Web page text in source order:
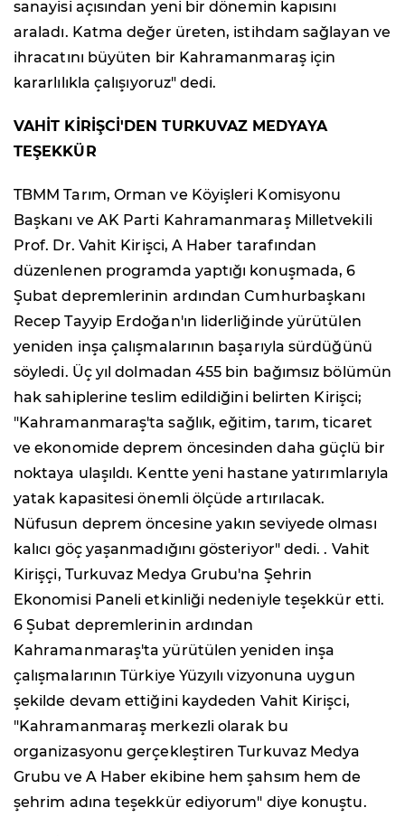
sanayisi açısından yeni bir dönemin kapısını
araladı. Katma değer üreten, istihdam sağlayan ve
ihracatını büyüten bir Kahramanmaraş için
kararlılıkla çalışıyoruz" dedi.
VAHİT KİRİŞCİ'DEN TURKUVAZ MEDYAYA
TEŞEKKÜR
TBMM Tarım, Orman ve Köyişleri Komisyonu
Başkanı ve AK Parti Kahramanmaraş Milletvekili
Prof. Dr. Vahit Kirişci, A Haber tarafından
düzenlenen programda yaptığı konuşmada, 6
Şubat depremlerinin ardından Cumhurbaşkanı
Recep Tayyip Erdoğan'ın liderliğinde yürütülen
yeniden inşa çalışmalarının başarıyla sürdüğünü
söyledi. Üç yıl dolmadan 455 bin bağımsız bölümün
hak sahiplerine teslim edildiğini belirten Kirişci;
"Kahramanmaraş'ta sağlık, eğitim, tarım, ticaret
ve ekonomide deprem öncesinden daha güçlü bir
noktaya ulaşıldı. Kentte yeni hastane yatırımlarıyla
yatak kapasitesi önemli ölçüde artırılacak.
Nüfusun deprem öncesine yakın seviyede olması
kalıcı göç yaşanmadığını gösteriyor" dedi. . Vahit
Kirişçi, Turkuvaz Medya Grubu'na Şehrin
Ekonomisi Paneli etkinliği nedeniyle teşekkür etti.
6 Şubat depremlerinin ardından
Kahramanmaraş'ta yürütülen yeniden inşa
çalışmalarının Türkiye Yüzyılı vizyonuna uygun
şekilde devam ettiğini kaydeden Vahit Kirişci,
"Kahramanmaraş merkezli olarak bu
organizasyonu gerçekleştiren Turkuvaz Medya
Grubu ve A Haber ekibine hem şahsım hem de
şehrim adına teşekkür ediyorum" diye konuştu.